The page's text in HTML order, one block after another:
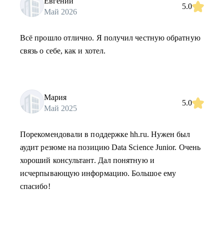
Май 2026
5.0
Всё прошло отлично. Я получил честную обратную
связь о себе, как и хотел.
Мария
Май 2025
5.0
Порекомендовали в поддержке hh.ru. Нужен был
аудит резюме на позицию Data Science Junior. Очень
хороший консультант. Дал понятную и
исчерпывающую информацию. Большое ему
спасибо!